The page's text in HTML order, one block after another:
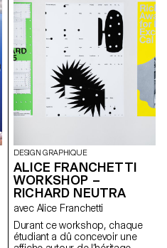
en solo. Chaque projet prend
pour point de départ une
musique existante et cherche à
en traduire l’univers par l’image,
en explorant la narration
visuelle, le rythme et la mise en
scène. Les étudiant·e·s étaient
encouragé·e·s à expérimenter
et à développer une approche
créative et personnelle,
où son et image se répondent.
DESIGN GRAPHIQUE
ALICE FRANCHETTI
WORKSHOP –
RICHARD NEUTRA
avec Alice Franchetti
Durant ce workshop, chaque
étudiant a dû concevoir une